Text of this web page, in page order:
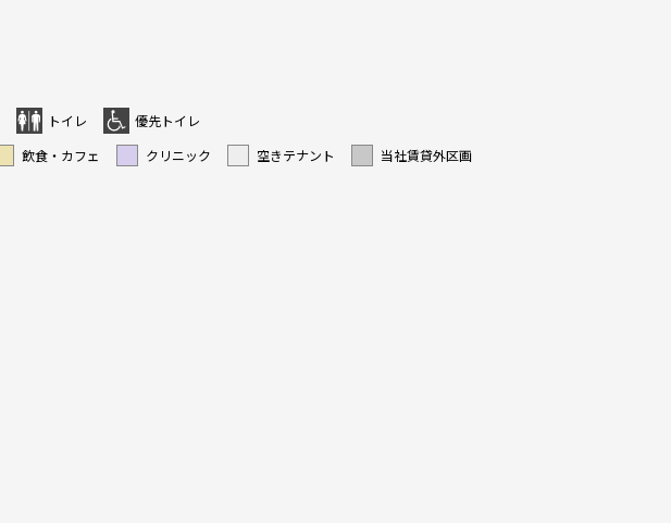
トイレ
優先トイレ
飲食・カフェ クリニック 空きテナント 当社賃貸外区画